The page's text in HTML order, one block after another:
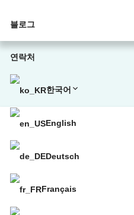
블로그
연락처
한국어
English
Deutsch
Français